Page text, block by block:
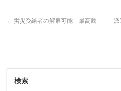
← 労災受給者の解雇可能 最高裁
派
検索